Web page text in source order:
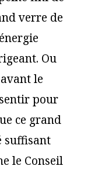
verre de
Ou
le
pour
ce grand
suffisant
le Conseil